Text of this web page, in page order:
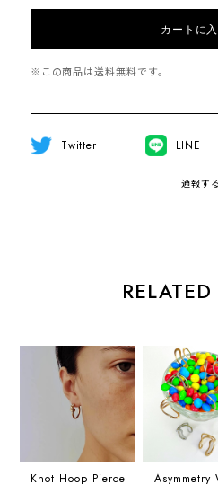
カートに
※この商品は送料無料です。
Twitter LINE
通報する
Knot Hoop Pierce Asymmetry